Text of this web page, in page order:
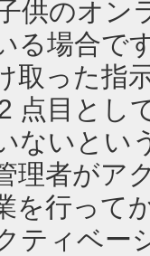
供のオ
る場合で
取った指
点目とし
ないとい
理者がア
を行って
ティベー